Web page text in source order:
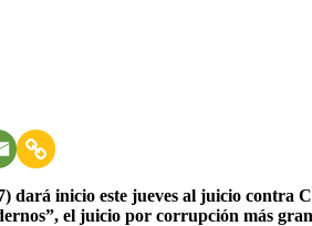
dará inicio este jueves al juicio contra
el juicio por corrupción más